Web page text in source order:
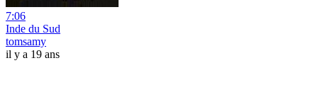
7:06
Inde du Sud
tomsamy
il y a 19 ans